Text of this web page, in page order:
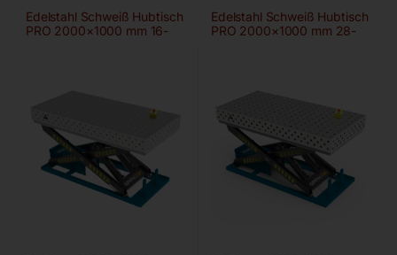
Edelstahl Schweiß Hubtisch
PRO 2000×1000 mm 16-
Edelstahl Schweiß Hubtisch
PRO 2000×1000 mm 28-